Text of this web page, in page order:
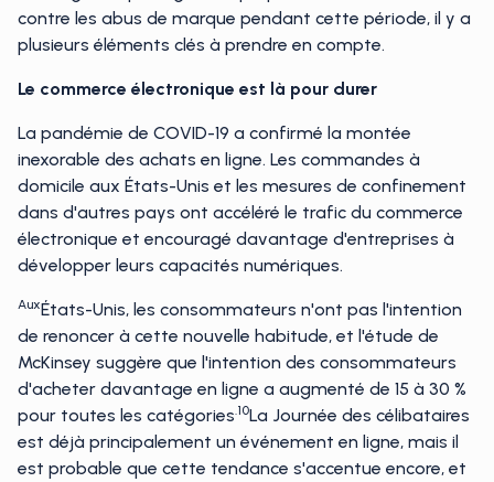
contre les abus de marque pendant cette période, il y a
plusieurs éléments clés à prendre en compte.
Le commerce électronique est là pour durer
La pandémie de COVID-19 a confirmé la montée
inexorable des achats en ligne. Les commandes à
domicile aux États-Unis et les mesures de confinement
dans d'autres pays ont accéléré le trafic du commerce
électronique et encouragé davantage d'entreprises à
développer leurs capacités numériques.
AuxÉtats-Unis, les consommateurs n'ont pas l'intention
de renoncer à cette nouvelle habitude, et l'étude de
McKinsey suggère que l'intention des consommateurs
d'acheter davantage en ligne a augmenté de 15 à 30 %
pour toutes les catégories.10La Journée des célibataires
est déjà principalement un événement en ligne, mais il
est probable que cette tendance s'accentue encore, et